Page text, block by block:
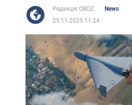
Редакція OBOZ
News
25.11.2025 11:24